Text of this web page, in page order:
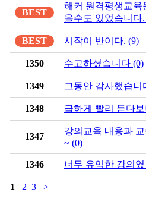
BEST
해커 원격평생교육
을수도 있었습니다.
BEST 시작이 반이다. (9)
1350 수고하셨습니다 (0)
1349 그동안 감사했습니
1348 급하게 빨리 듣다
1347
강의교육 내용과
~ (0)
1346 너무 유익한 강의
1 2 3 >